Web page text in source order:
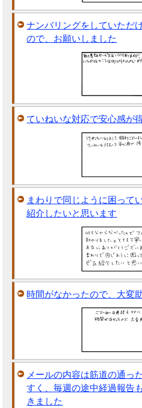
ナンバリングをしていただ
ので、お願いしました
ていねいな対応で安心感が
まわりで同じように困って
紹介したいと思います
時間がなかったので、大変
メールの内容は筋道の通っ
すく、毎週の途中経過報告
きました